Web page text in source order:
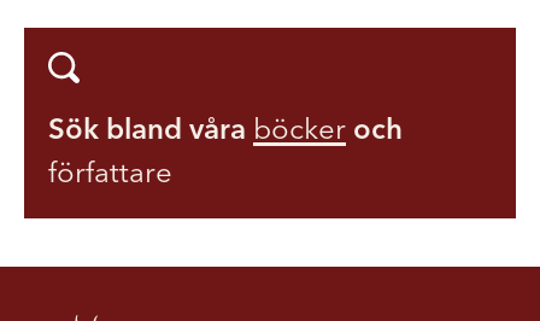
Sök bland våra böcker och
författare